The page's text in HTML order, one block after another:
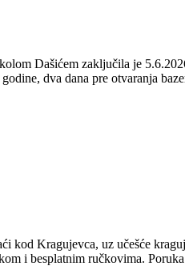
Dašićem zaključila je
dva dana pre otvaranja
kod Kragujevca, uz učešće
i besplatnim ručkovima.